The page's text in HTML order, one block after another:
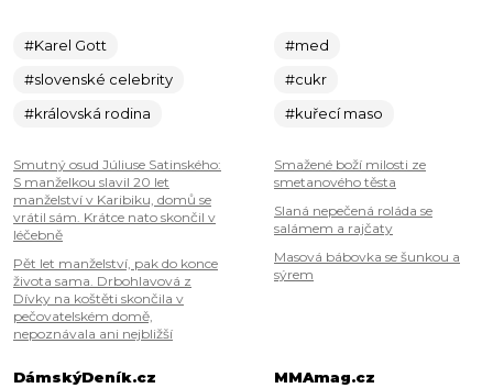
#Karel Gott
#slovenské celebrity
#královská rodina
Smutný osud Júliuse Satinského:
S manželkou slavil 20 let
manželství v Karibiku, domů se
vrátil sám. Krátce nato skončil v
léčebně
Pět let manželství, pak do konce
života sama. Drbohlavová z
Dívky na koštěti skončila v
pečovatelském domě,
nepoznávala ani nejbližší
#med
#cukr
#kuřecí maso
Smažené boží milosti ze
smetanového těsta
Slaná nepečená roláda se
salámem a rajčaty
Masová bábovka se šunkou a
sýrem
DámskýDeník.cz
MMAmag.cz